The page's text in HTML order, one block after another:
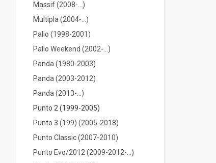
Massif (2008-...)
Multipla (2004-...)
Palio (1998-2001)
Palio Weekend (2002-...)
Panda (1980-2003)
Panda (2003-2012)
Panda (2013-...)
Punto 2 (1999-2005)
Punto 3 (199) (2005-2018)
Punto Classic (2007-2010)
Punto Evo/2012 (2009-2012-...)